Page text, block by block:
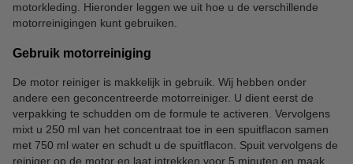
motorkleding. Hieronder leggen we uit hoe u de verschillende
motorreinigingen kunt gebruiken.
Gebruik motorreiniging
De motor reiniger is makkelijk in gebruik. Wij hebben onder
andere een geconcentreerde motorreiniger. U dient eerst de
verpakking te schudden om de formule te activeren. Vervolgens
mixt u 250 ml van het concentraat toe in een spuitflacon samen
met 750 ml water en schudt u de spuitflacon. Spuit vervolgens de
reiniger op de motor en laat intrekken voor 5 minuten en maak